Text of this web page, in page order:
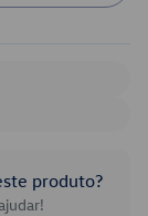
produto?